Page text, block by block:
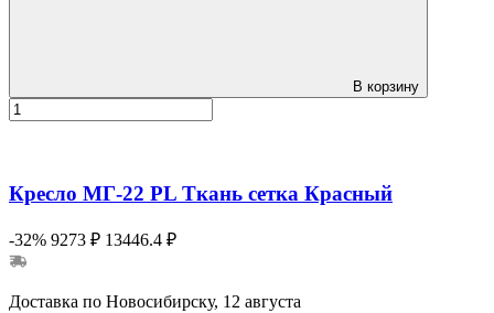
В корзину
Кресло МГ-22 PL Ткань сетка Красный
-32% 9273 ₽ 13446.4 ₽
Доставка по Новосибирску, 12 августа